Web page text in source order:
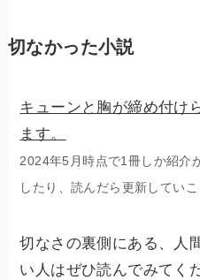
切なかった小説
キューンと胸が締め付け
ます。
2024年5月時点で1冊しか紹介
したり、読んだら更新していこ
切なさの裏側にある、人
い人はぜひ読んでみてく